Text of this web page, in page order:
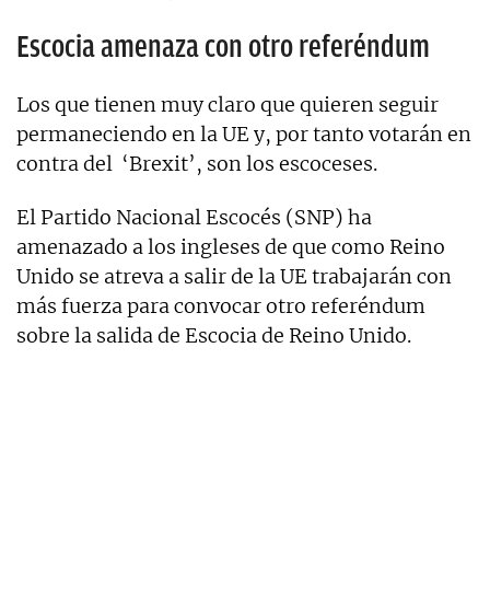
Escocia amenaza con otro referéndum
Los que tienen muy claro que quieren seguir
permaneciendo en la UE y, por tanto votarán en
contra del ‘Brexit’, son los escoceses.
El Partido Nacional Escocés (SNP) ha
amenazado a los ingleses de que como Reino
Unido se atreva a salir de la UE trabajarán con
más fuerza para convocar otro referéndum
sobre la salida de Escocia de Reino Unido.